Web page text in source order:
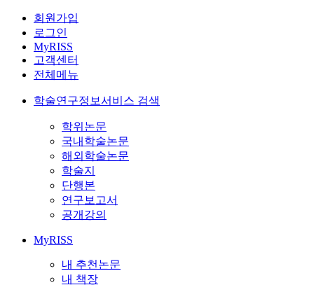
회원가입
로그인
MyRISS
고객센터
전체메뉴
학술연구정보서비스 검색
학위논문
국내학술논문
해외학술논문
학술지
단행본
연구보고서
공개강의
MyRISS
내 추천논문
내 책장